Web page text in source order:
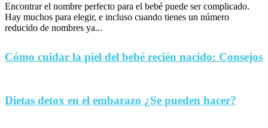
Encontrar el nombre perfecto para el bebé puede ser complicado.
Hay muchos para elegir, e incluso cuando tienes un número
reducido de nombres ya...
Cómo cuidar la piel del bebé recién nacido: Consejos
Dietas detox en el embarazo ¿Se pueden hacer?